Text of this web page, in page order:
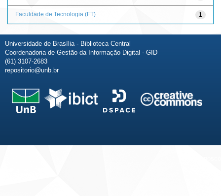
1
Faculdade de Tecnologia (FT)
Universidade de Brasília - Biblioteca Central
Coordenadoria de Gestão da Informação Digital - GID
(61) 3107-2683
repositorio@unb.br